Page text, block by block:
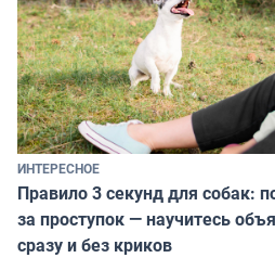
ИНТЕРЕСНОЕ
Правило 3 секунд для собак:
за проступок — научитесь
сразу и без криков